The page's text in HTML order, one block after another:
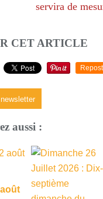
servira de
CET ARTICLE
Repost
aussi :